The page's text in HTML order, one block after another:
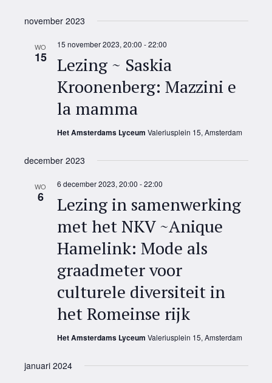
november 2023
WO
15
15 november 2023, 20:00 -22:00
Lezing ~ Saskia
Kroonenberg: Mazzini e
la mamma
Het Amsterdams Lyceum Valeriusplein 15, Amsterdam
december 2023
WO
6
6 december 2023, 20:00 -22:00
Lezing in samenwerking
met het NKV ~Anique
Hamelink: Mode als
graadmeter voor
culturele diversiteit in
het Romeinse rijk
Het Amsterdams Lyceum Valeriusplein 15, Amsterdam
januari 2024